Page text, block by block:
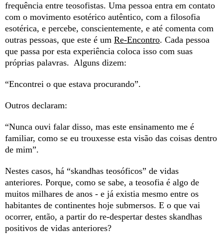
frequência entre teosofistas. Uma pessoa entra em contato
com o movimento esotérico autêntico, com a filosofia
esotérica, e percebe, conscientemente, e até comenta com
outras pessoas, que este é um Re-Encontro. Cada pessoa
que passa por esta experiência coloca isso com suas
próprias palavras. Alguns dizem:
“Encontrei o que estava procurando”.
Outros declaram:
“Nunca ouvi falar disso, mas este ensinamento me é
familiar, como se eu trouxesse esta visão das coisas dentro
de mim”.
Nestes casos, há “skandhas teosóficos” de vidas
anteriores. Porque, como se sabe, a teosofia é algo de
muitos milhares de anos - e já existia mesmo entre os
habitantes de continentes hoje submersos. E o que vai
ocorrer, então, a partir do re-despertar destes skandhas
positivos de vidas anteriores?